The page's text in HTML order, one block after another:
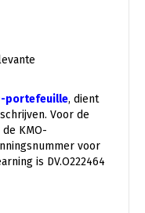
portefeuille, dient
Voor de
KMO-
voor
is DV.O222464